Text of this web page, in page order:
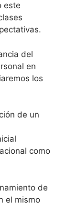
este
del
en
los
de un
como
de
el mismo